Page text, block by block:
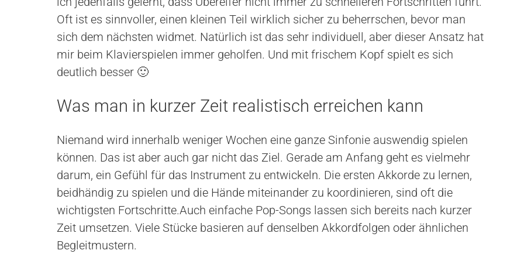
Oft ist es sinnvoller, einen kleinen Teil wirklich sicher zu beherrschen, bevor man
sich dem nächsten widmet. Natürlich ist das sehr individuell, aber dieser Ansatz hat
mir beim Klavierspielen immer geholfen. Und mit frischem Kopf spielt es sich
deutlich besser 🙂
Was man in kurzer Zeit realistisch erreichen kann
Niemand wird innerhalb weniger Wochen eine ganze Sinfonie auswendig spielen
können. Das ist aber auch gar nicht das Ziel. Gerade am Anfang geht es vielmehr
darum, ein Gefühl für das Instrument zu entwickeln. Die ersten Akkorde zu lernen,
beidhändig zu spielen und die Hände miteinander zu koordinieren, sind oft die
wichtigsten Fortschritte.Auch einfache Pop-Songs lassen sich bereits nach kurzer
Zeit umsetzen. Viele Stücke basieren auf denselben Akkordfolgen oder ähnlichen
Begleitmustern.